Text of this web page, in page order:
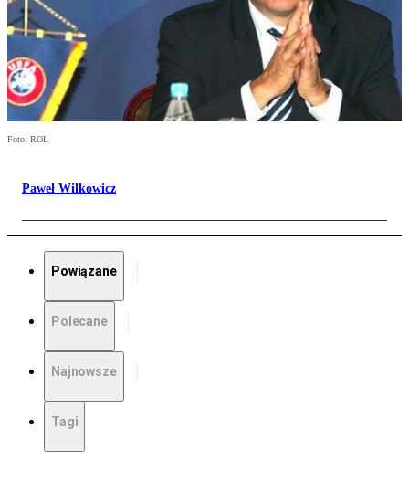
Foto: ROL
Paweł Wilkowicz
Powiązane
Polecane
Najnowsze
Tagi